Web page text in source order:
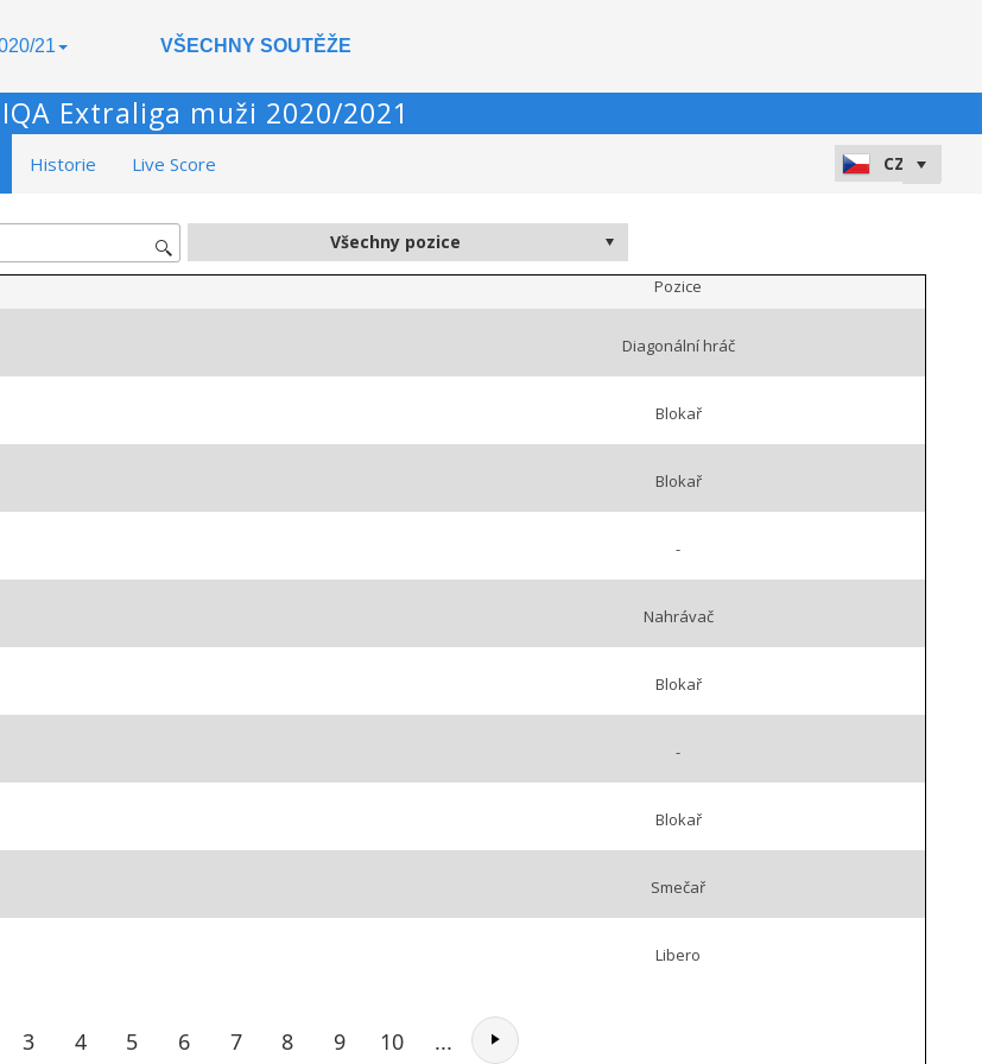
21 VŠECHNY SOUTĚŽE
Extraliga muži 2020/2021
Historie Live Score
Pozice
Diagonální hráč
Blokař
Blokař
-
Nahrávač
Blokař
-
Blokař
Smečař
Libero
3 4 5 6 7 8 9 10 ...